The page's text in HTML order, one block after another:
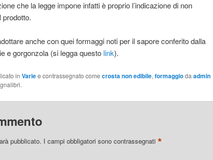
che la legge impone infatti è proprio l’indicazione di non
prodotto.
anche con quei formaggi noti per il sapore conferito dalla
e gorgonzola (si legga questo link).
in Variee contrassegnato come crosta non edibile, formaggioda admin
pubblicato. I campi obbligatori sono contrassegnati *